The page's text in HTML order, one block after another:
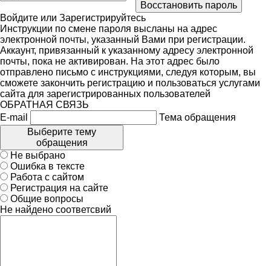
Войдите или Зарегистрируйтесь
Инструкции по смене пароля высланы на адрес
электронной почты, указанный Вами при регистрации.
Аккаунт, привязанный к указанному адресу электронной
почты, пока не активирован. На этот адрес было
отправлено письмо с инструкциями, следуя которым, вы
сможете закончить регистрацию и пользоваться услугами
сайта для зарегистрированных пользователей
ОБРАТНАЯ СВЯЗЬ
E-mail
Тема обращения
Выберите тему
обращения
Не выбрано
Ошибка в тексте
Работа с сайтом
Регистрация на сайте
Общие вопросы
Не найдено соответсвий